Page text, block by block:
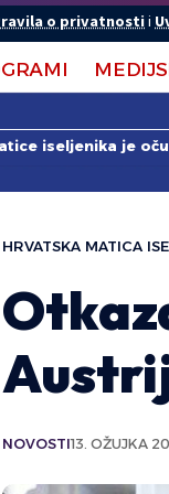
o privatnostii
iseljenika je
HRVATSKA MATICA
NOVOSTI13. OŽUJKA